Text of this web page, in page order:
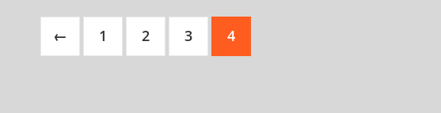
← 1 2 3 4